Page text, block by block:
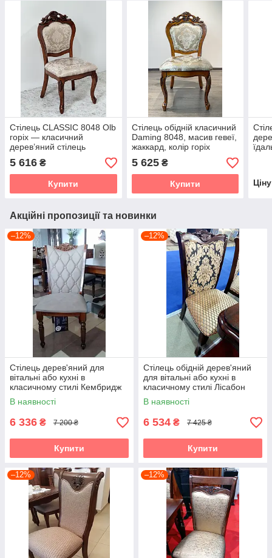
Стілець CLASSIC 8048 Olb
горіх — класичний
дерев’яний стілець
5 616 ₴
Купити
Стілець обідній класичний
Daming 8048, масив гевеї,
жаккард, колір горіх
тк.8042D-A TES MOBILI,
колір горіх
5 625₴
Купити
Акційні пропозиції та новинки
–12%
Стілець дерев'яний для
вітальні або кухні в
класичному стилі Кембридж
Sof, колір горіх
В наявності
6 336 ₴ 7 200 ₴
Купити
–12%
Стілець обідній дерев'яний
для вітальні або кухні в
класичному стилі Лісабон
Sof, колір вишня
В наявності
6 534 ₴ 7 425 ₴
Купити
–12% –12%